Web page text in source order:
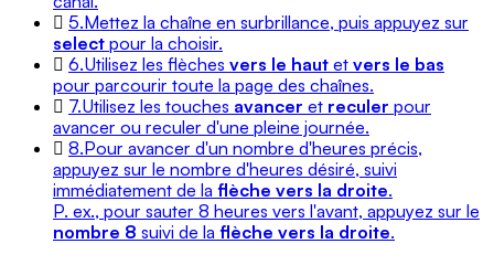
5.Mettez la chaîne en surbrillance, puis appuyez sur
select pour la choisir.
6.Utilisez les flèches vers le haut et vers le bas
pour parcourir toute la page des chaînes.
7.Utilisez les touches avancer et reculer pour
avancer ou reculer d'une pleine journée.
8.Pour avancer d'un nombre d'heures précis,
appuyez sur le nombre d'heures désiré, suivi
immédiatement de la flèche vers la droite.
P. ex., pour sauter 8 heures vers l'avant, appuyez sur le
nombre 8 suivi de la flèche vers la droite.